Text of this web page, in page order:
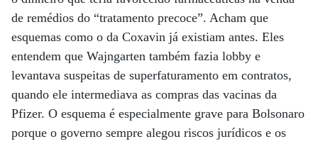
de remédios do “tratamento precoce”. Acham que
esquemas como o da Coxavin já existiam antes. Eles
entendem que Wajngarten também fazia lobby e
levantava suspeitas de superfaturamento em contratos,
quando ele intermediava as compras das vacinas da
Pfizer. O esquema é especialmente grave para Bolsonaro
porque o governo sempre alegou riscos jurídicos e os